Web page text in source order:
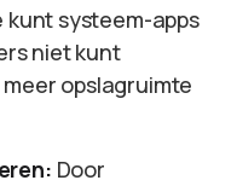
kunt systeem-apps
niet kunt
opslagruimte
Door